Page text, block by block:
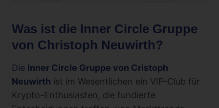
Was ist die Inner Circle Gruppe
von Christoph Neuwirth?
Die Inner Circle Gruppe von Cristoph
Neuwirth ist im Wesentlichen ein VIP-Club für
Krypto-Enthusiasten, die fundierte